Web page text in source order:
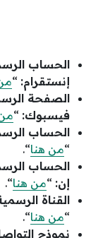
الحساب
إنستقرام: “
الصفحة
فيسبوك: “
الحساب
“من هنا“.
الحساب
إن: “من هنا“.
القناة
“من هنا“.
نموذج